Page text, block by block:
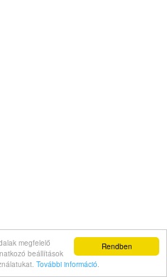
Rendben
megfelelő
beállítások
További információ.